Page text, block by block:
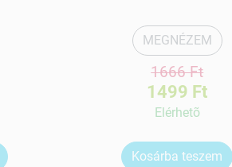
MEGNÉZEM
1666 Ft
1499 Ft
Elérhetõ
Kosárba teszem